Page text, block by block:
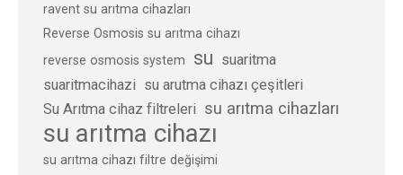
ravent su arıtma cihazları
Reverse Osmosis su arıtma cihazı
reverse osmosis system
su suaritma
suaritmacihazi su arutma cihazı çeşitleri
Su Arıtma cihaz filtreleri su arıtma cihazları
su arıtma cihazı
su arıtma cihazı filtre değişimi